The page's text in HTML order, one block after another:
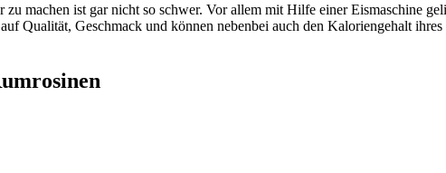
zu machen ist gar nicht so schwer. Vor allem mit Hilfe einer Eismaschine
Qualität, Geschmack und können nebenbei auch den Kaloriengehalt ihres